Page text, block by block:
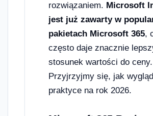
rozwiązaniem. Microsoft
jest już zawarty w
pakietach Microsoft 365,
często daje znacznie
stosunek wartości do ceny.
Przyjrzyjmy się, jak
praktyce na rok 2026.